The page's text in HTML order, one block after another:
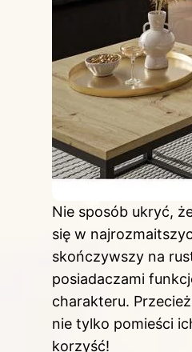
Nie sposób ukryć,
się w
skończywszy na
posiadaczami
charakteru.
nie tylko pomieści
korzyść!